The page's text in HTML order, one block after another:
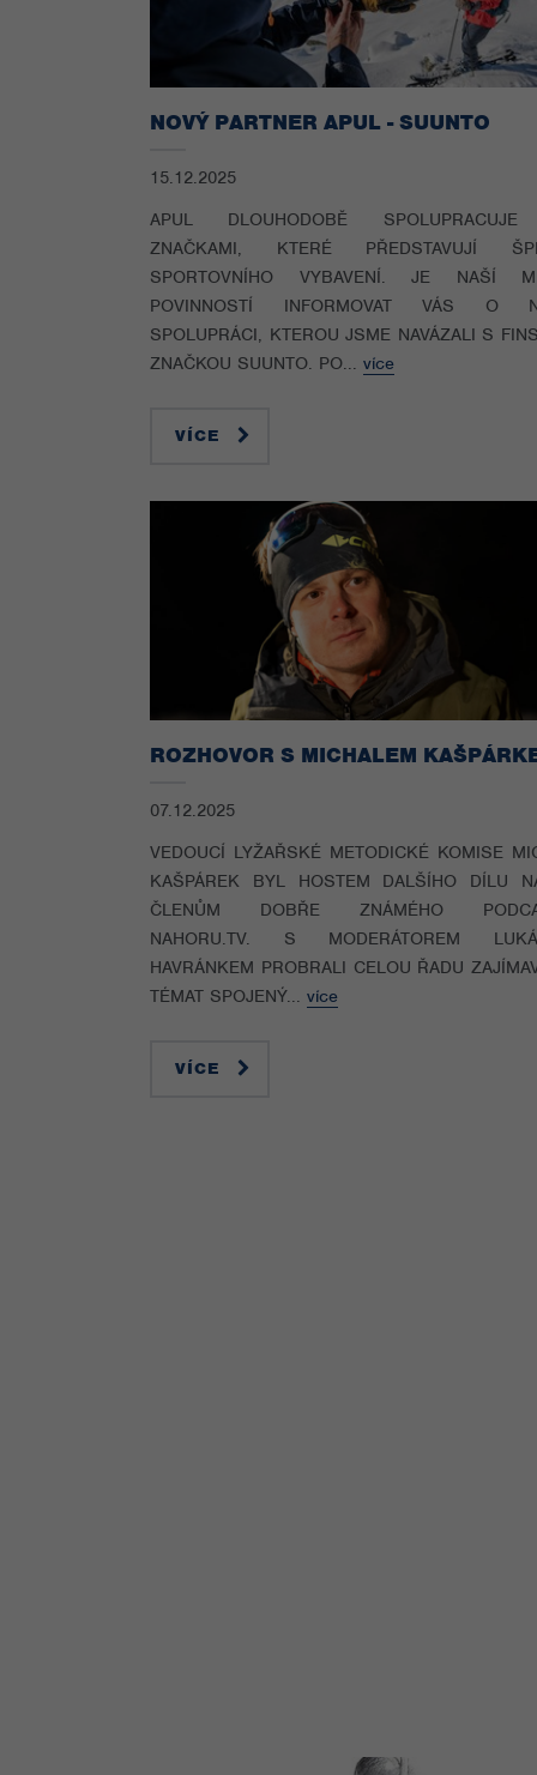
NOVÝ PARTNER APUL - SUUNTO
15.12.2025
APUL DLOUHODOBĚ
ZNAČKAMI, KTERÉ PŘEDSTAVUJÍ
SPORTOVNÍHO VYBAVENÍ. JE NAŠÍ
POVINNOSTÍ INFORMOVAT VÁS O
SPOLUPRÁCI, KTEROU JSME NAVÁZALI S
ZNAČKOU SUUNTO. PO... více
VÍCE
ROZHOVOR S MICHALEM
07.12.2025
VEDOUCÍ LYŽAŘSKÉ METODICKÉ KOMISE
KAŠPÁREK BYL HOSTEM DALŠÍHO DÍLU
ČLENŮM DOBŘE ZNÁMÉHO
NAHORU.TV. S MODERÁTOREM
HAVRÁNKEM PROBRALI CELOU ŘADU
TÉMAT SPOJENÝ... více
VÍCE